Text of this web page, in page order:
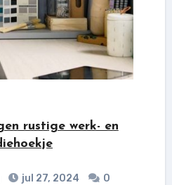
rustige werk- en
jul 27, 2024
0